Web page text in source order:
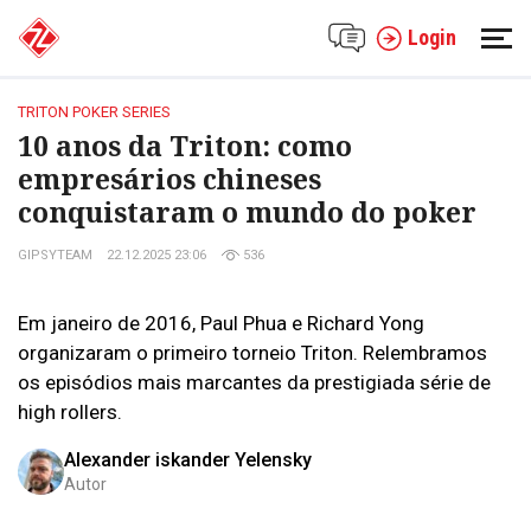
Login
TRITON POKER SERIES
10 anos da Triton: como
empresários chineses
conquistaram o mundo do poker
GIPSYTEAM 22.12.2025 23:06 536
Em janeiro de 2016, Paul Phua e Richard Yong
organizaram o primeiro torneio Triton. Relembramos
os episódios mais marcantes da prestigiada série de
high rollers.
Alexander iskander Yelensky
Autor